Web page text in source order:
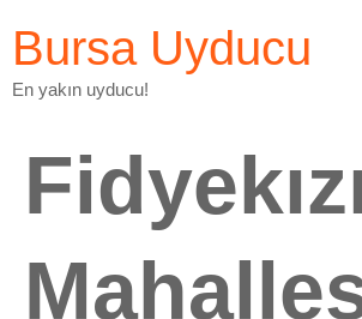
Bursa Uyducu
En yakın uyducu!